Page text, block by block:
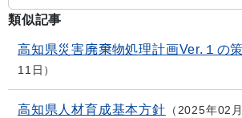
類似記事
高知県災害廃棄物処理計画Ver.１の
11日
高知県人材育成基本方針 2025年02